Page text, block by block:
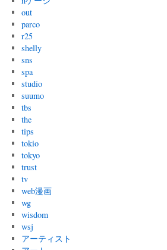
out
parco
r25
shelly
sns
spa
studio
suumo
tbs
the
tips
tokio
tokyo
trust
tv
web漫画
wg
wisdom
wsj
アーティスト